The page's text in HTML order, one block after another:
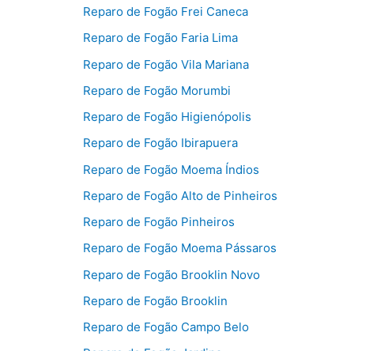
Reparo de Fogão Frei Caneca
Reparo de Fogão Faria Lima
Reparo de Fogão Vila Mariana
Reparo de Fogão Morumbi
Reparo de Fogão Higienópolis
Reparo de Fogão Ibirapuera
Reparo de Fogão Moema Índios
Reparo de Fogão Alto de Pinheiros
Reparo de Fogão Pinheiros
Reparo de Fogão Moema Pássaros
Reparo de Fogão Brooklin Novo
Reparo de Fogão Brooklin
Reparo de Fogão Campo Belo